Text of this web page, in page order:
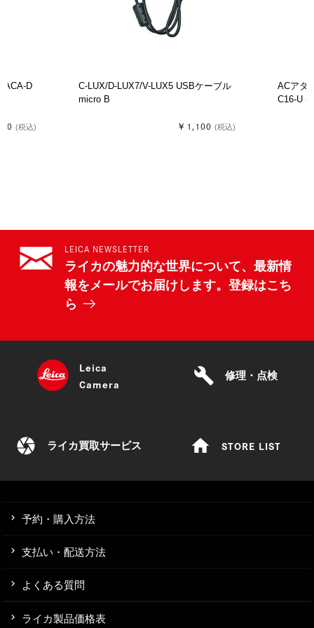
ACA-D
(税込)
C-LUX/D-LUX7/V-LUX5 USBケーブル
micro B
￥1,100 (税込)
ACアダ
C16-U (
LEICA NEWSLETTER
ライカの魅力的な世界について、最新情
報をメールでお届けします。登録はこち
ら
Leica
Camera
build 修理・点検
camera ライカ買取サービス home STORE LIST
予約・購入方法
支払い・配送方法
よくある質問
ライカ製品価格表